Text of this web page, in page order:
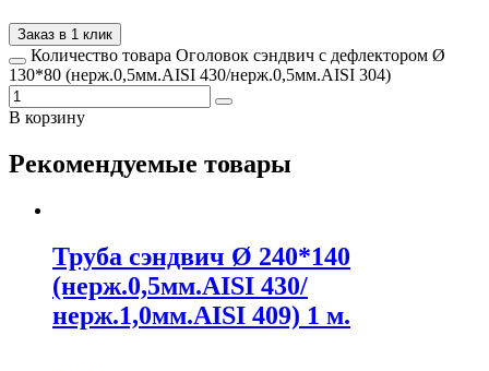
Заказ в 1 клик
Количество товара Оголовок сэндвич с дефлектором Ø
130*80 (нерж.0,5мм.AISI 430/нерж.0,5мм.AISI 304)
В корзину
Рекомендуемые товары
Труба сэндвич Ø 240*140
(нерж.0,5мм.AISI 430/
нерж.1,0мм.AISI 409) 1 м.